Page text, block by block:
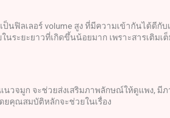
ป็นฟิลเลอร์ volume สูง ที่มีความเข้ากันได้ดีกับ
ระยะยาวที่เกิดขึ้นน้อยมาก เพราะสารเติมเ
นวจมูก จะช่วยส่งเสริมภาพลักษณ์ให้ดูแพง, มี
คุณสมบัติหลักจะช่วยในเรื่อง